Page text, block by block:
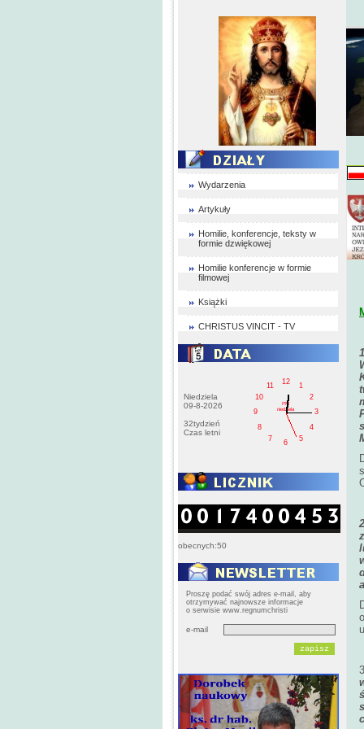
Wydarzenia
Artykuły
Homilie, konferencje, teksty w
formie dzwiękowej
Homilie konferencje w formie
filmowej
Książki
CHRISTUS VINCIT - TV
Niedziela
09-8-2026
32tydzień
Czas letni
1
2
3
4
5
6
7
8
9
10
11
12
PM
niedziela
obecnych:50
Proszę podać swój adres e-mail, aby
otrzymywać najnowsze informacje
o serwisie www.regnumchristi
e-mail